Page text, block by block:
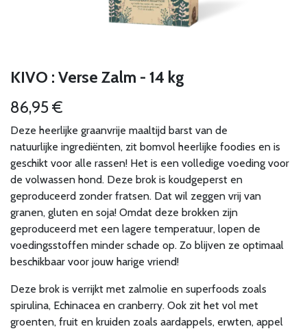
KIVO : Verse Zalm - 14 kg
86,95€
Deze heerlijke graanvrije maaltijd barst van de
natuurlijke ingrediënten, zit bomvol heerlijke foodies en is
geschikt voor alle rassen! Het is een volledige voeding voor
de volwassen hond. Deze brok is koudgeperst en
geproduceerd zonder fratsen. Dat wil zeggen vrij van
granen, gluten en soja! Omdat deze brokken zijn
geproduceerd met een lagere temperatuur, lopen de
voedingsstoffen minder schade op. Zo blijven ze optimaal
beschikbaar voor jouw harige vriend!
Deze brok is verrijkt met zalmolie en superfoods zoals
spirulina, Echinacea en cranberry. Ook zit het vol met
groenten, fruit en kruiden zoals aardappels, erwten, appel